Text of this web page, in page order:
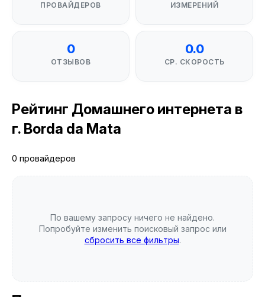
ПРОВАЙДЕРОВ ИЗМЕРЕНИЙ
0
ОТЗЫВОВ
0.0
СР. СКОРОСТЬ
Рейтинг Домашнего интернета в
г. Borda da Mata
0 провайдеров
По вашему запросу ничего не найдено.
Попробуйте изменить поисковый запрос или
сбросить все фильтры.